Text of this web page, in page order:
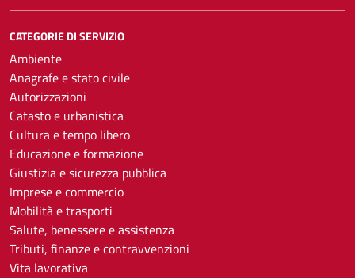
CATEGORIE DI SERVIZIO
Ambiente
Anagrafe e stato civile
Autorizzazioni
Catasto e urbanistica
Cultura e tempo libero
Educazione e formazione
Giustizia e sicurezza pubblica
Imprese e commercio
Mobilità e trasporti
Salute, benessere e assistenza
Tributi, finanze e contravvenzioni
Vita lavorativa